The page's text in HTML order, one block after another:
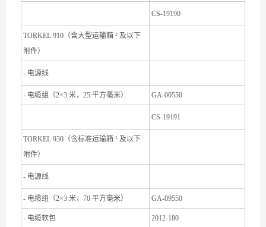
CS-19190
TORKEL 910（含大型运输箱 ² 及以下
附件）
- 电源线
- 电缆组（2×3 米，25 平方毫米） GA-00550
CS-19191
TORKEL 930（含标准运输箱 ¹ 及以下
附件）
- 电源线
- 电缆组（2×3 米，70 平方毫米） GA-09550
- 电缆软包 2012-180